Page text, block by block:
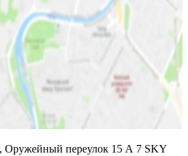
Оружейный переулок 15 А 7 SKY